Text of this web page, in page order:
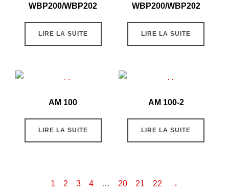
WBP200/WBP202
LIRE LA SUITE
WBP200/WBP202
LIRE LA SUITE
AM 100
LIRE LA SUITE
AM 100-2
LIRE LA SUITE
1 2 3 4 … 20 21 22 →